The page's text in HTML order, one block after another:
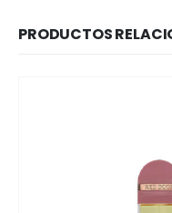
PRODUCTOS